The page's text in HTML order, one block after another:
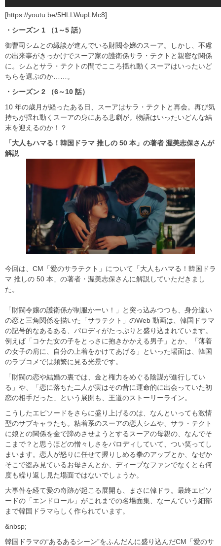
[https://youtu.be/5HLLWupLMc8]
・シーズン 1 （1～5 話）
御曹司シムとの縁談が進んでいる財閥令嬢のスーア。しかし、不慮
の出来事がきっかけでスーア家の護衛係サラ・テクトと親密な関係
に。シムとサラ・テクトの間でこころ揺れ動くスーアはいったいど
ちらを選ぶのか……。
・シーズン 2 （6～10 話）
10 年の歳月が経ったある日、スーアはサラ・テクトと再会。再び気
持ちが揺れ動くスーアの身にある悲劇が。物語はいったいどんな結
末を迎えるのか！？
「大人もハマる！韓国ドラマ 推しの 50 本」の著者 渥美志保さんが
解説
今回は、CM「愛のサラテクト」について「大人もハマる！韓国ドラ
マ 推しの 50 本」の著者・渥美志保さんに解説していただきまし
た。
「財閥令嬢の護衛係が制服かーい！」と突っ込みつつも、身分違い
の恋と三角関係を描いた「サラテクト」のWeb 動画は、韓国ドラマ
の記号的なあるある、パロディがたっぷりと盛り込まれています。
例えば「コケた女の子をとっさに抱きかかえる男子」とか、「薄着
の女子の肩に、自分の上着をかけてあげる」といった場面は、韓国
のラブコメでは頻繁に見る光景です。
「財閥の恋や結婚の裏では、金と権力をめぐる陰謀が進行してい
る」や、「恋に落ちた二人が実はその昔に運命的に出会っていた初
恋の相手だった」という展開も、王道のストーリーライン。
こうしたエピソードをさらに盛り上げるのは、なんといっても激情
型のサブキャラたち。粘着系のスーアの恋人シムや、サラ・テクト
に娘との関係を金で諦めさせようとするスーアの母親の、なんでそ
こまで？と思うほどの憎々しさをパロディしていて、つい笑ってし
まいます。恋人が怒りに任せて握りしめる拳のアップとか、なぜか
そこで盗み見ているお母さんとか、ディープなファンでなくとも何
度も繰り返し見た場面ではないでしょうか。
大事件を経て愛の奇跡が起こる展開も、まさに韓ドラ。最終エピソ
ードの「エンドロール」がこれまでの名場面集、なーんていう細部
まで韓国ドラマらしく作られています。
&nbsp;
韓国ドラマの“あるあるシーン”をふんだんに盛り込んだCM「愛のサ